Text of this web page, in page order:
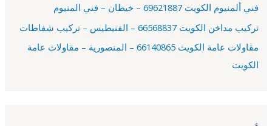
فني ألمنيوم الكويت 69621887 – خيطان – فني المنيوم
تركيب مداخن الكويت 66568837 – الفنيطيس – تركيب شفاطات
مقاولات عامة الكويت 66140865 – المنصورية – مقاولات عامة
الكويت